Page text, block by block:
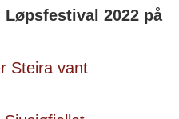
2022 på
Steira vant